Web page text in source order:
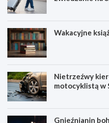
Wakacyjne
Nietrzeźwy
motocyklistą w
Gnieźnianin